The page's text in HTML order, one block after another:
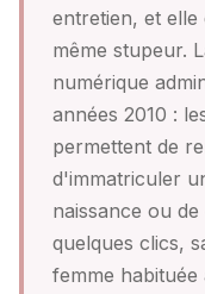
entretien, et
même stupeur.
numérique
années 2010 :
permettent de
d'immatriculer
naissance ou
quelques clics,
femme